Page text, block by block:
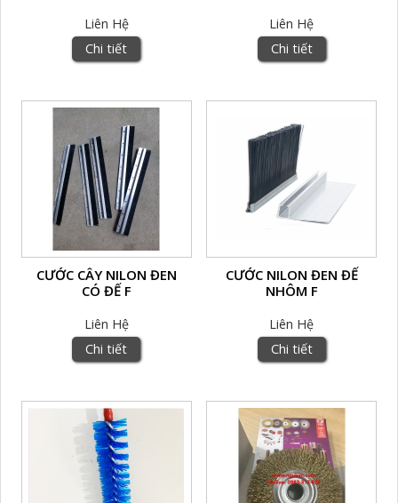
Liên Hệ
Chi tiết
Liên Hệ
Chi tiết
CƯỚC CÂY NILON ĐEN
CÓ ĐẾ F
Liên Hệ
Chi tiết
CƯỚC NILON ĐEN ĐẾ
NHÔM F
Liên Hệ
Chi tiết